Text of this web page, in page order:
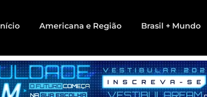
Americana e Região Brasil + Mundo